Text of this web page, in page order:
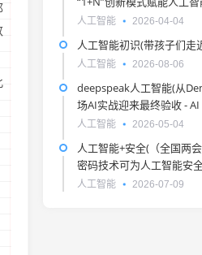
人工智能 2026-04-04
人工智能初识(带孩子们走
人工智能 2026-08-06
deepspeak人工智能(从
场AI实战迎来最终验收 -
Tour 高校联赛)
人工智能 2026-05-04
人工智能+安全(（全国两
密码技术可为人工智能安
手段)
人工智能 2026-07-09